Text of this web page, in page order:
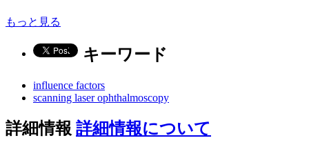
もっと見る
キーワード
influence factors
scanning laser ophthalmoscopy
詳細情報 詳細情報について